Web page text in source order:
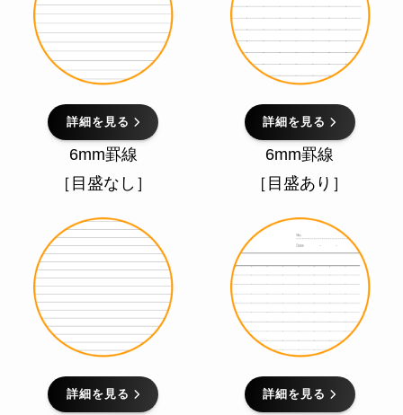
詳細を見る 詳細を見る
6mm罫線
［目盛なし］
詳細を見る
6mm罫線
［目盛あり］
詳細を見る